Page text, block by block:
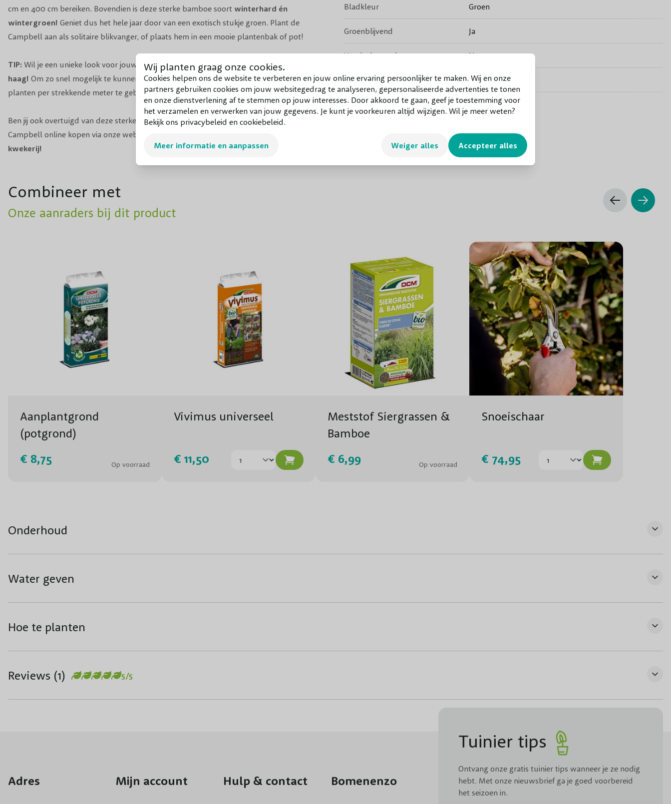
Wij planten graag onze cookies.
Cookies helpen ons de website te verbeteren en jouw online ervaring persoonlijker te maken. Wij en onze
partners gebruiken cookies om jouw websitegedrag te analyseren, gepersonaliseerde advertenties te tonen
en onze dienstverlening af te stemmen op jouw interesses. Door akkoord te gaan, geef je toestemming voor
het verzamelen en verwerken van jouw gegevens. Je kunt je voorkeuren altijd wijzigen. Wil je meer weten?
Bekijk ons privacybeleid en cookiebeleid.
Meer informatie en aanpassen Weiger alles Accepteer alles
cm en 400 cm bereiken. Bovendien is deze sterke bamboe soort winterhard én
wintergroen! Geniet dus het hele jaar door van een exotisch stukje groen. Plant de
Campbell aan als solitaire blikvanger, of plaats hem in een mooie plantenbak of pot!
TIP: Wil je een unieke look voor jouw tuin? Gebruik de Fargesia robusta Campbell dan als
haag! Om zo snel mogelijk te kunnen genieten van een mooie heg, raden we aan om drie
planten per strekkende meter te gebruiken.
Ben jij ook overtuigd van deze sterke en beeldschone bamboe? Je kunt de Fargesia
Campbell online kopen via onze webshop, of kom je plant uitzoeken bij ons
kwekerij!
Bladkleur Groen
Groenblijvend Ja
Vruchtdragend Nee
Volwassen hoogte 3 - 4 meter
Snoeiperiode Indien nodig in het voorjaar, na de vorstperiode
Goed winterhard
Voornamelijk geschikt voor vogels, als schuil en nest
Aantal per m2 1
Voeding
2x per jaar, tussen mei en augustus bemesten met
Mestsof Siergrassen & Bamboe
Groeisnelheid Gemiddeld
Geschikt voor Volle grond en in pot
Bekijk meer
Combineer met
Onze aanraders bij dit product
Aanplantgrond
(potgrond)
€ 8,75
Op voorraad
Vivimus universeel
€ 11,50
Meststof Siergrassen &
Bamboe
€ 6,99
Op voorraad
Snoeischaar
€ 74,95
Onderhoud
Water geven
Hoe te planten
Reviews (1) 5/5
Adres Mijn account Hulp & contact Bomenenzo
Tuinier tips
Ontvang onze gratis tuinier tips wanneer je ze nodig
hebt. Met onze nieuwsbrief ga je goed voorbereid
het seizoen in.